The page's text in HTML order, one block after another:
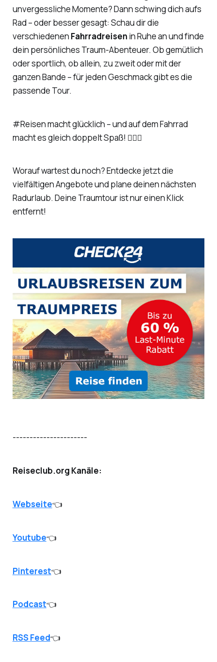
unvergessliche Momente? Dann schwing dich aufs
Rad – oder besser gesagt: Schau dir die
verschiedenen Fahrradreisenin Ruhe an und finde
dein persönliches Traum-Abenteuer. Ob gemütlich
oder sportlich, ob allein, zu zweit oder mit der
ganzen Bande – für jeden Geschmack gibt es die
passende Tour.
#Reisen macht glücklich – und auf dem Fahrrad
macht es gleich doppelt Spaß! 🚴‍♀️✨
Worauf wartest du noch? Entdecke jetzt die
vielfältigen Angebote und plane deinen nächsten
Radurlaub. Deine Traumtour ist nur einen Klick
entfernt!
----------------------
Reiseclub.org Kanäle:
Webseite👈
Youtube👈
Pinterest👈
Podcast👈
RSS Feed👈